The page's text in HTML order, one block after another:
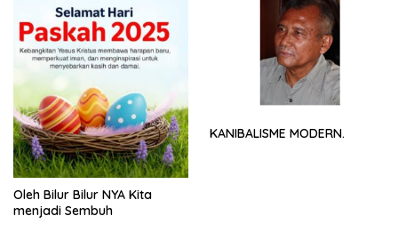
Oleh Bilur Bilur NYA Kita
menjadi Sembuh
KANIBALISME MODERN.